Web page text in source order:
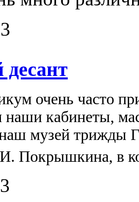
десант
очень часто
наши кабинеты,
музей трижды
Покрышкина, в